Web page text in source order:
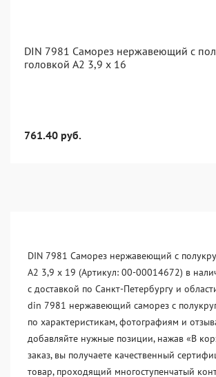
DIN 7981 Саморез нержавеющий с
головкой А2 3,9 x 16
761.40 руб.
DIN 7981 Саморез нержавеющий с
А2 3,9 x 19 (Артикул: 00-00014672) в
с доставкой по Санкт-Петербургу и
din 7981 нержавеющий саморез с
по характеристикам, фотографиям и
добавляйте нужные позиции, нажав «В
заказ, вы получаете качественный
товар, проходящий многоступенчатый